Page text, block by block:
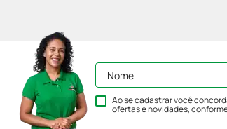
Ao se cadastrar você
ofertas e novidades,